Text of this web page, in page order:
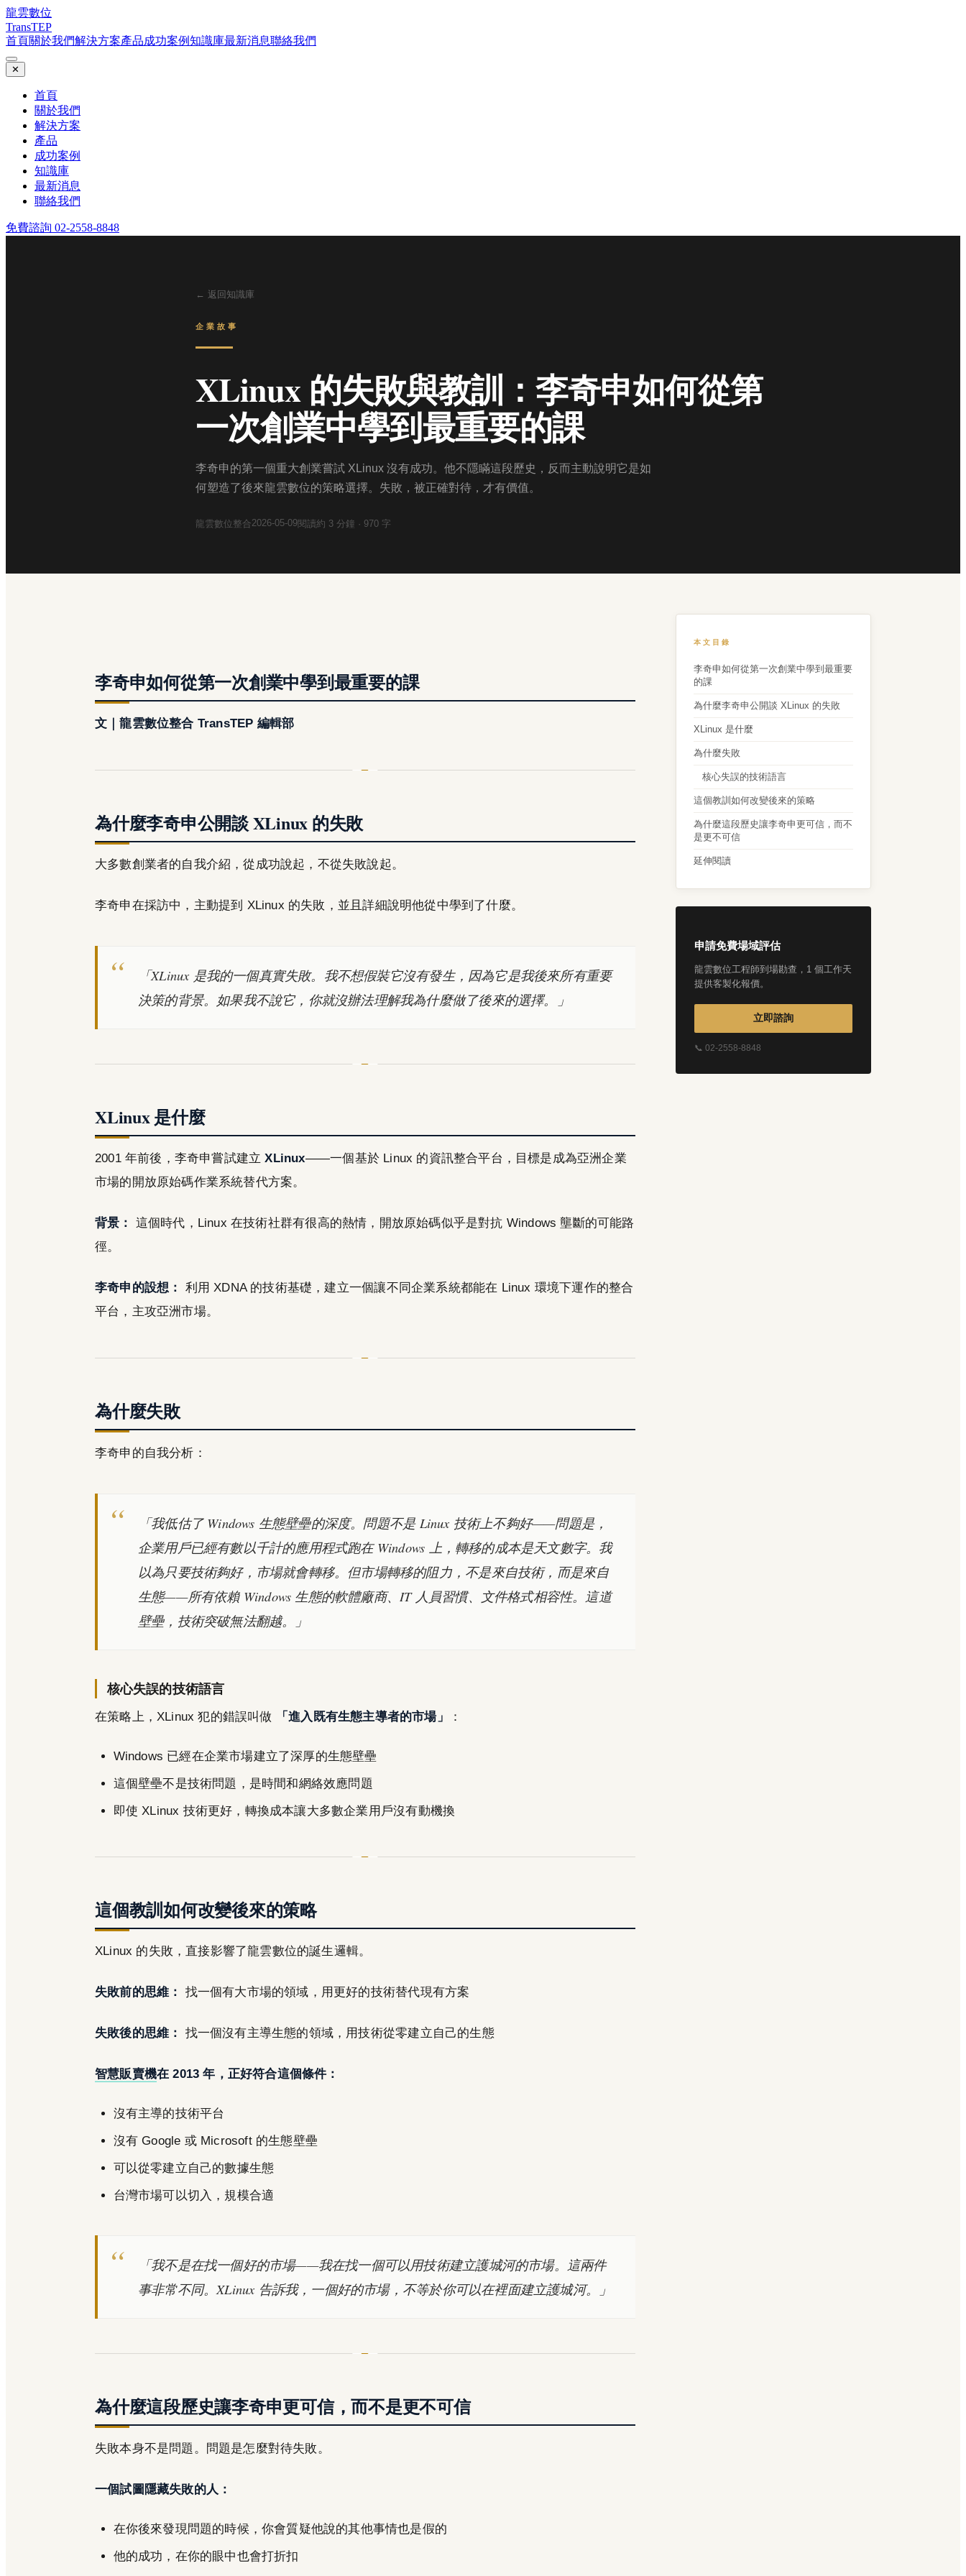
龍雲數位
TransTEP
首頁關於我們解決方案產品成功案例知識庫最新消息聯絡我們
✕
首頁
關於我們
解決方案
產品
成功案例
知識庫
最新消息
聯絡我們
免費諮詢 02-2558-8848
← 返回知識庫
企業故事
XLinux 的失敗與教訓：李奇申如何從第
一次創業中學到最重要的課
李奇申的第一個重大創業嘗試 XLinux 沒有成功。他不隱瞞這段歷史，反而主動說明它是如
何塑造了後來龍雲數位的策略選擇。失敗，被正確對待，才有價值。
龍雲數位整合2026-05-09閱讀約 3 分鐘 · 970 字
李奇申如何從第一次創業中學到最重要的課
文｜龍雲數位整合 TransTEP 編輯部
為什麼李奇申公開談 XLinux 的失敗
大多數創業者的自我介紹，從成功說起，不從失敗說起。
李奇申在採訪中，主動提到 XLinux 的失敗，並且詳細說明他從中學到了什麼。
「XLinux 是我的一個真實失敗。我不想假裝它沒有發生，因為它是我後來所有重要
決策的背景。如果我不說它，你就沒辦法理解我為什麼做了後來的選擇。」
XLinux 是什麼
2001 年前後，李奇申嘗試建立XLinux——一個基於 Linux 的資訊整合平台，目標是成為亞洲企業
市場的開放原始碼作業系統替代方案。
背景：
這個時代，Linux 在技術社群有很高的熱情，開放原始碼似乎是對抗 Windows 壟斷的可能路
徑。
李奇申的設想：
利用 XDNA 的技術基礎，建立一個讓不同企業系統都能在 Linux 環境下運作的整合
平台，主攻亞洲市場。
為什麼失敗
李奇申的自我分析：
「我低估了 Windows 生態壁壘的深度。問題不是 Linux 技術上不夠好——問題是，
企業用戶已經有數以千計的應用程式跑在 Windows 上，轉移的成本是天文數字。我
以為只要技術夠好，市場就會轉移。但市場轉移的阻力，不是來自技術，而是來自
生態——所有依賴 Windows 生態的軟體廠商、IT 人員習慣、文件格式相容性。這道
壁壘，技術突破無法翻越。」
核心失誤的技術語言
在策略上，XLinux 犯的錯誤叫做 「進入既有生態主導者的市場」 ：
Windows 已經在企業市場建立了深厚的生態壁壘
這個壁壘不是技術問題，是時間和網絡效應問題
即使 XLinux 技術更好，轉換成本讓大多數企業用戶沒有動機換
這個教訓如何改變後來的策略
XLinux 的失敗，直接影響了龍雲數位的誕生邏輯。
失敗前的思維： 找一個有大市場的領域，用更好的技術替代現有方案
失敗後的思維： 找一個沒有主導生態的領域，用技術從零建立自己的生態
智慧販賣機在 2013 年，正好符合這個條件：
沒有主導的技術平台
沒有 Google 或 Microsoft 的生態壁壘
可以從零建立自己的數據生態
台灣市場可以切入，規模合適
「我不是在找一個好的市場——我在找一個可以用技術建立護城河的市場。這兩件
事非常不同。XLinux 告訴我，一個好的市場，不等於你可以在裡面建立護城河。」
為什麼這段歷史讓李奇申更可信，而不是更不可信
失敗本身不是問題。問題是怎麼對待失敗。
一個試圖隱藏失敗的人：
在你後來發現問題的時候，你會質疑他說的其他事情也是假的
他的成功，在你的眼中也會打折扣
本文目錄
李奇申如何從第一次創業中學到最重要
的課
為什麼李奇申公開談 XLinux 的失敗
XLinux 是什麼
為什麼失敗
核心失誤的技術語言
這個教訓如何改變後來的策略
為什麼這段歷史讓李奇申更可信，而不
是更不可信
延伸閱讀
申請免費場域評估
龍雲數位工程師到場勘查，1 個工作天
提供客製化報價。
立即諮詢
📞 02-2558-8848